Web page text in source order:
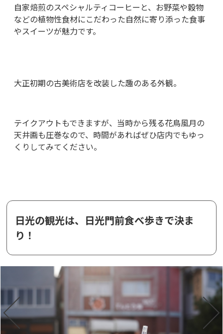
自家焙煎のスペシャルティコーヒーと、お野菜や穀物
などの植物性食材にこだわった自然に寄り添った食事
やスイーツが魅力です。
大正初期の古美術店を改装した趣のある外観。
テイクアウトもできますが、当時から残る花鳥風月の
天井画も圧巻なので、時間があればぜひ店内でもゆっ
くりしてみてください。
日光の観光は、日光門前食べ歩きで決ま
り！